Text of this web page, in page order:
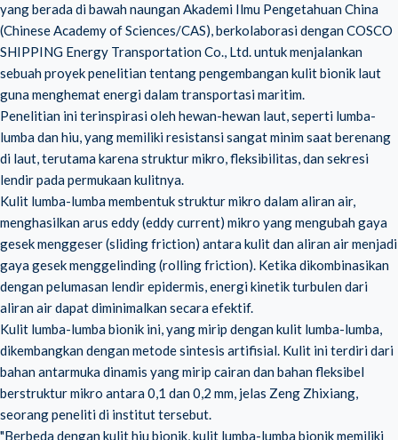
yang berada di bawah naungan Akademi Ilmu Pengetahuan China
(Chinese Academy of Sciences/CAS), berkolaborasi dengan COSCO
SHIPPING Energy Transportation Co., Ltd. untuk menjalankan
sebuah proyek penelitian tentang pengembangan kulit bionik laut
guna menghemat energi dalam transportasi maritim.
Penelitian ini terinspirasi oleh hewan-hewan laut, seperti lumba-
lumba dan hiu, yang memiliki resistansi sangat minim saat berenang
di laut, terutama karena struktur mikro, fleksibilitas, dan sekresi
lendir pada permukaan kulitnya.
Kulit lumba-lumba membentuk struktur mikro dalam aliran air,
menghasilkan arus eddy (eddy current) mikro yang mengubah gaya
gesek menggeser (sliding friction) antara kulit dan aliran air menjadi
gaya gesek menggelinding (rolling friction). Ketika dikombinasikan
dengan pelumasan lendir epidermis, energi kinetik turbulen dari
aliran air dapat diminimalkan secara efektif.
Kulit lumba-lumba bionik ini, yang mirip dengan kulit lumba-lumba,
dikembangkan dengan metode sintesis artifisial. Kulit ini terdiri dari
bahan antarmuka dinamis yang mirip cairan dan bahan fleksibel
berstruktur mikro antara 0,1 dan 0,2 mm, jelas Zeng Zhixiang,
seorang peneliti di institut tersebut.
"Berbeda dengan kulit hiu bionik, kulit lumba-lumba bionik memiliki